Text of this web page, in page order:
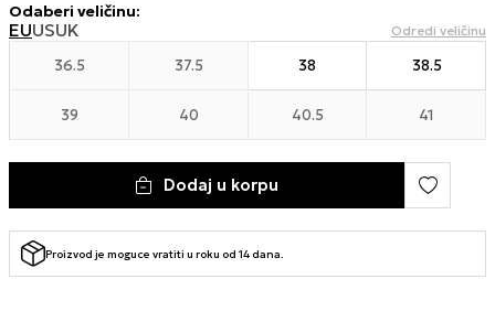
Odaberi veličinu:
EUUSUK Odredi veličinu
36.5 37.5 38 38.5
39 40 40.5 41
Dodaj u korpu
Proizvod je moguce vratiti u roku od 14 dana.